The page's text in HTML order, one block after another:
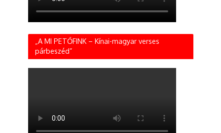
„A MI PETŐFINK – Kínai-magyar verses
párbeszéd”